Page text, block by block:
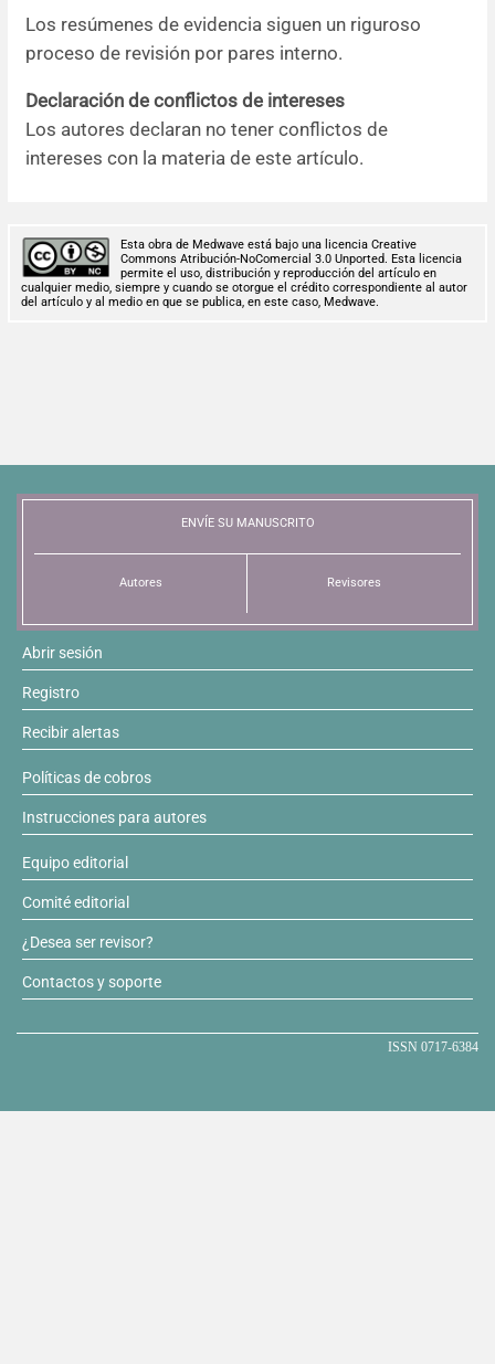
Los resúmenes de evidencia siguen un riguroso
proceso de revisión por pares interno.
Declaración de conflictos de intereses
Los autores declaran no tener conflictos de
intereses con la materia de este artículo.
Esta obra de Medwave está bajo una licencia Creative
Commons Atribución-NoComercial 3.0 Unported. Esta licencia
permite el uso, distribución y reproducción del artículo en
cualquier medio, siempre y cuando se otorgue el crédito correspondiente al autor
del artículo y al medio en que se publica, en este caso, Medwave.
ENVÍE SU MANUSCRITO
Autores Revisores
Abrir sesión
Registro
Recibir alertas
Políticas de cobros
Instrucciones para autores
Equipo editorial
Comité editorial
¿Desea ser revisor?
Contactos y soporte
ISSN 0717-6384